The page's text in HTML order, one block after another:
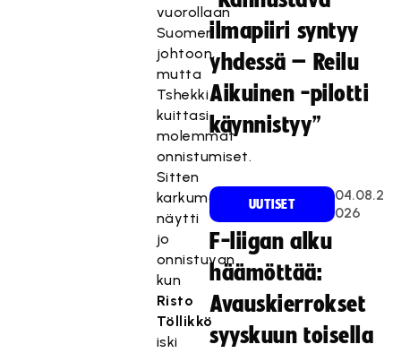
vuorollaan
Suomen
johtoon,
mutta
Tshekki
kuittasi
molemmat
onnistumiset.
Sitten
karkumatka
näytti
jo
onnistuvan
kun
Risto
Töllikkö
iski
ilmapiiri syntyy
yhdessä – Reilu
Aikuinen -pilotti
käynnistyy”
UUTISET
04.08.2
026
F-liigan alku
häämöttää:
Avauskierrokset
syyskuun toisella